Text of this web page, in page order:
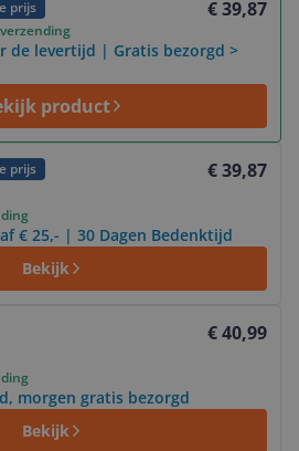
prijs € 39,87
de levertijd | Gratis bezorgd >
product
prijs € 39,87
€ 25,- | 30 Dagen Bedenktijd
Bekijk
€ 40,99
morgen gratis bezorgd
Bekijk